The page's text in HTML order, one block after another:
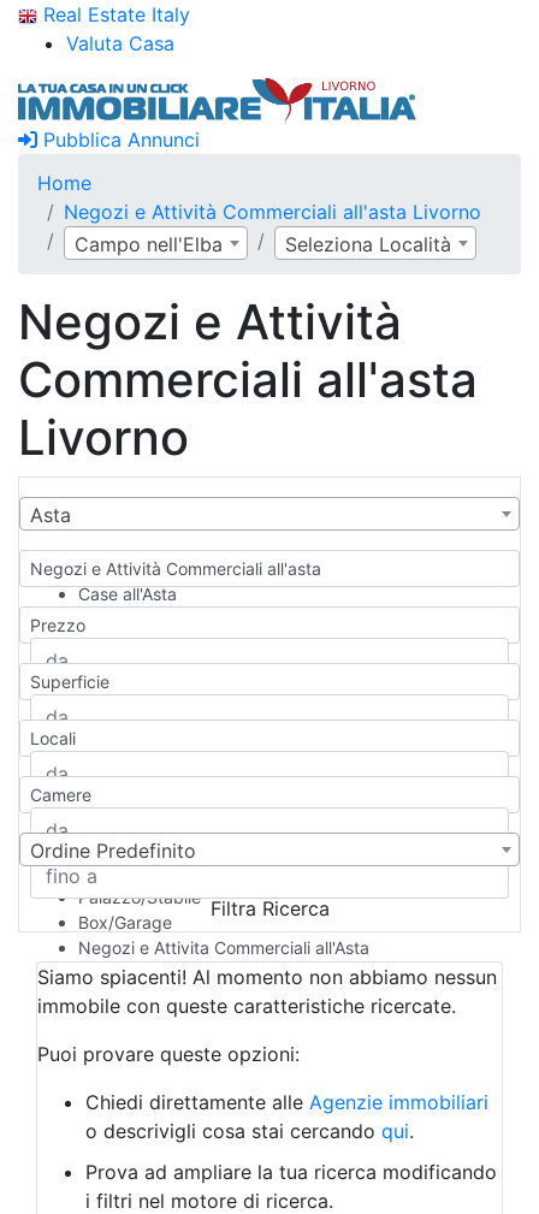
Real Estate Italy
Valuta Casa
Pubblica Annunci
Home
Negozi e Attività Commerciali all'asta Livorno
Campo nell'Elba
Seleziona Località
Negozi e Attività
Commerciali all'asta
Livorno
Asta
Negozi e Attività Commerciali all'asta
Case all'Asta
Qualsiasi
Appartamento
Casa indipendente
Casa Semi-indipendente
Attico/Mansarda
Rustico/Casale
Camera d'Albergo
Multiproprietà
Palazzo/Stabile
Box/Garage
Negozi e Attivita Commerciali all'Asta
Qualsiasi
Attività/Licenza Commerciale
Azienda Agricola
Bar/Ristorante
Albergo
Laboratorio Artigianale
Negozio/locale commerciale
Agriturismo
Magazzini
Prezzo
Superficie
Locali
Camere
Ordine Predefinito
Filtra Ricerca
Siamo spiacenti! Al momento non abbiamo nessun
immobile con queste caratteristiche ricercate.
Puoi provare queste opzioni:
Chiedi direttamente alle Agenzie immobiliari
o descrivigli cosa stai cercando qui.
Prova ad ampliare la tua ricerca modificando
i filtri nel motore di ricerca.